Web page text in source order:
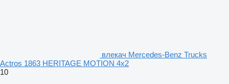
влекач Mercedes-Benz Trucks
Actros 1863 HERITAGE MOTION 4x2
10